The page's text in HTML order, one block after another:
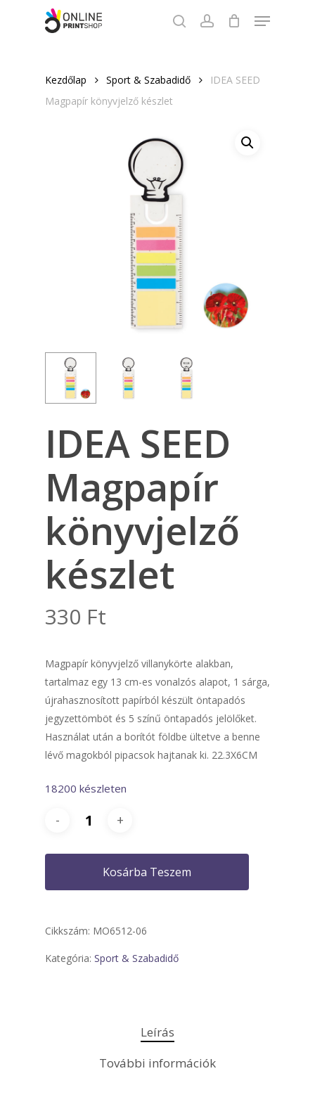
searchaccount
Menu
Kezdőlap Sport & Szabadidő
IDEA SEED
Magpapír könyvjelző készlet
IDEA SEED
Magpapír
könyvjelző
készlet
330 Ft
Magpapír könyvjelző villanykörte alakban,
tartalmaz egy 13 cm-es vonalzós alapot, 1 sárga,
újrahasznosított papírból készült öntapadós
jegyzettömböt és 5 színű öntapadós jelölőket.
Használat után a borítót földbe ültetve a benne
lévő magokból pipacsok hajtanak ki. 22.3X6CM
18200 készleten
Kosárba Teszem
Cikkszám: MO6512-06
Kategória: Sport & Szabadidő
Leírás
További információk